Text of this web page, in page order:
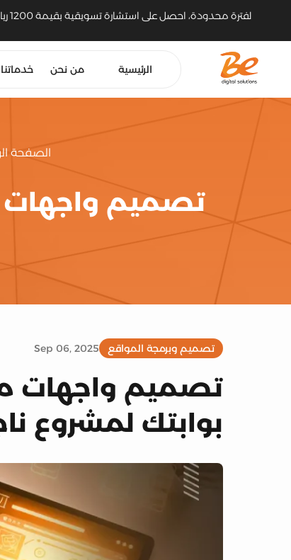
لفترة محدودة، احصل على استشارة تسويقية بقيمة 1200 ريال لمدة 30 دقيقة مع مسوّق رقمي خبير
الرئيسية من نحن خدماتنا
الصفحة
تصميم واجهات
تصميم وبرمجة المواقع Sep 06, 2025
تصميم واجهات
بوابتك لمشروع